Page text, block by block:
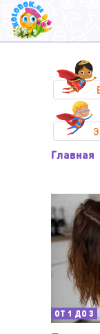
Главная
ОТ 1 ДО 3